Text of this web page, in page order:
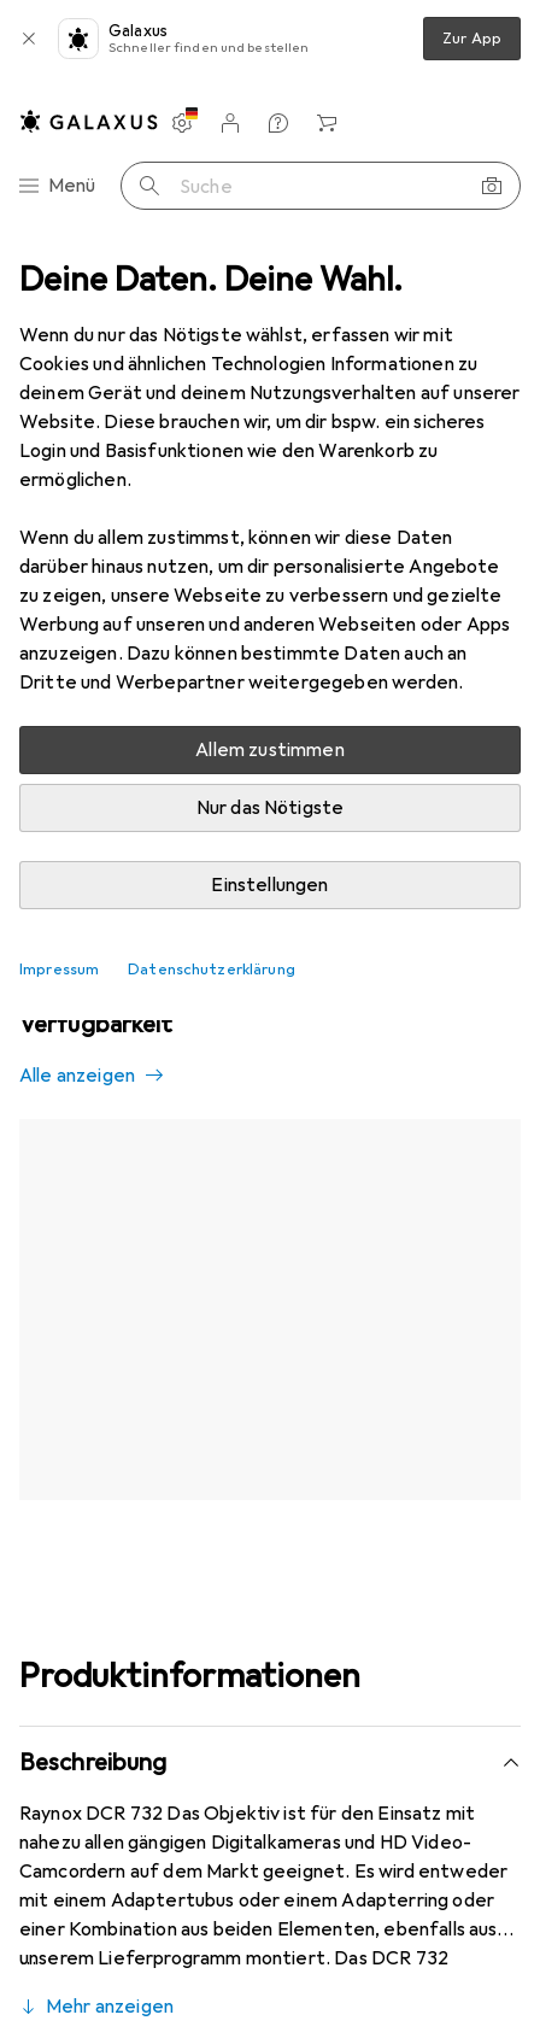
Deine Daten. Deine Wahl.
Wenn du nur das Nötigste wählst, erfassen wir mit
Cookies und ähnlichen Technologien Informationen zu
deinem Gerät und deinem Nutzungsverhalten auf unserer
Website. Diese brauchen wir, um dir bspw. ein sicheres
Login und Basisfunktionen wie den Warenkorb zu
ermöglichen.
Wenn du allem zustimmst, können wir diese Daten
darüber hinaus nutzen, um dir personalisierte Angebote
zu zeigen, unsere Webseite zu verbessern und gezielte
Werbung auf unseren und anderen Webseiten oder Apps
anzuzeigen. Dazu können bestimmte Daten auch an
Dritte und Werbepartner weitergegeben werden.
Allem zustimmen
Nur das Nötigste
Einstellungen
Impressum Datenschutzerklärung
Galaxus
Schneller finden und bestellen Zur App
Navigation nach Kategorien
Menü Suche
Einstellungen
Kundenkonto
Vergleichslisten
Merklisten
Warenkorb
Objektive + Filter Objektivkonverter
2 Bilder
Raynox DCR 732
Weitwinkelkonverter, Universell
Bewertungen Marke
Mehr von Raynox
Aktuell nicht lieferbar
Benachrichtigen, wenn lieferbar
Vergleichen Merken
Verfügbarkeit
Alle anzeigen
Produktinformationen
Beschreibung
Raynox DCR 732 Das Objektiv ist für den Einsatz mit
nahezu allen gängigen Digitalkameras und HD Video-
Camcordern auf dem Markt geeignet. Es wird entweder
mit einem Adaptertubus oder einem Adapterring oder
einer Kombination aus beiden Elementen, ebenfalls aus
unserem Lieferprogramm montiert. Das DCR 732
um 37%. Der DCR 732 wird mit 3 Adapterringen für
Mehr anzeigen